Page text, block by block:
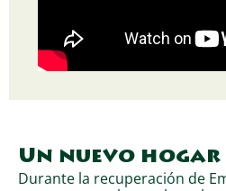
Un nuevo hogar
Durante la recuperación de